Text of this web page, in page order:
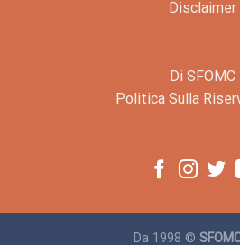
Disclaimer
Di SFOMC
Politica Sulla
Da 1998 ©